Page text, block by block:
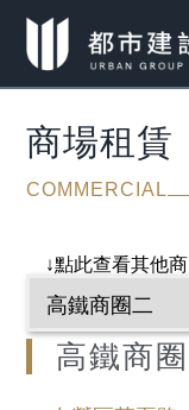
商場租賃
COMMERCIAL
↓點此查看其他商
高鐵商